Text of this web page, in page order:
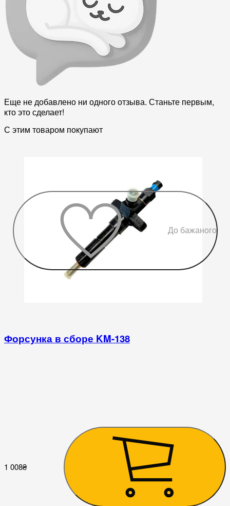
Еще не добавлено ни одного отзыва. Станьте первым,
кто это сделает!
С этим товаром покупают
До бажаного
Форсунка в сборе KM-138
1 008₴